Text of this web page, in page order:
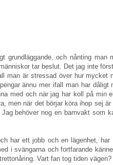
grundläggande, och nånting man
tar beslut. Det jag inte
man är stressad över hur mycket
ännu mer ifall man har dåligt
med och när jag har koll på min
men när det börjar köra ihop sej
behöver nog en barnvakt som
har ett jobb och en lägenhet, har
i svängarna och fortfarande
Vart fan tog tiden vägen?